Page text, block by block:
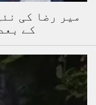
میر رضا کی
کے